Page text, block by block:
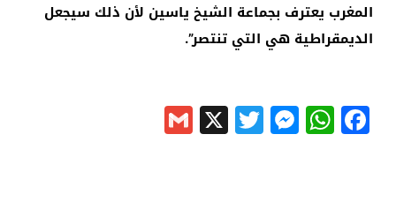
المغرب يعترف بجماعة الشيخ ياسين لأن ذلك سيجعل
الديمقراطية هي التي تنتصر”.
Facebook
WhatsApp
Messenger
Twitter
X